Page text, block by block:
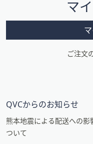
ン
マ
ご注文
QVCからのお知らせ
熊本地震による配送への影
ついて